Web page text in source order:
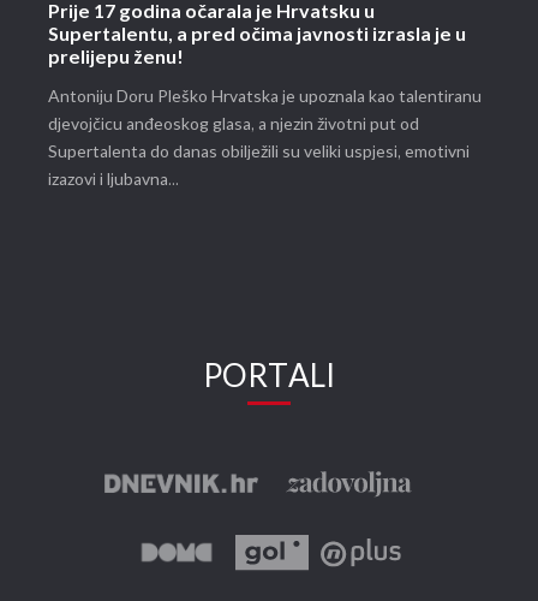
Prije 17 godina očarala je Hrvatsku u
Supertalentu, a pred očima javnosti izrasla je u
prelijepu ženu!
Antoniju Doru Pleško Hrvatska je upoznala kao talentiranu
djevojčicu anđeoskog glasa, a njezin životni put od
Supertalenta do danas obilježili su veliki uspjesi, emotivni
izazovi i ljubavna...
PORTALI